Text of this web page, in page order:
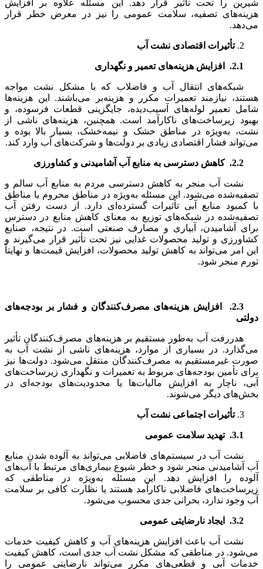
شیرین را تحت تأثیر قرار دهد. این مسئله علاوه بر افزایش
هزینه‌های تصفیه، سلامت عمومی را نیز در معرض خطر قرار
می‌دهد.
تأثیرات اقتصادی نشت آب
2.1. افزایش هزینه‌های تعمیر و نگهداری
شبکه‌های انتقال آب و فاضلاب که با مشکل نشت مواجه
هستند، نیازمند تعمیرات مکرر و هزینه‌بر می‌باشند. این هزینه‌ها
شامل تعمیر لوله‌های آسیب‌دیده، جایگزینی قطعات فرسوده، و
بهبود زیرساخت‌های ناکارآمد است. همچنین، هزینه‌های ناشی از
نشت، به‌ویژه در مناطق خشک و نیمه‌خشک، بسیار بالا بوده و
می‌تواند فشار اقتصادی زیادی بر دولت‌ها و شرکت‌های آب وارد کند.
2.2. کاهش دسترسی به منابع آب آشامیدنی و کشاورزی
نشت آب منجر به کاهش دسترسی مردم به منابع آب سالم و
تصفیه‌شده می‌شود. این مسئله به‌ویژه در مناطق محروم یا مناطق
با کمبود منابع آبی تأثیرات گسترده‌ای دارد. از دست رفتن آب
تصفیه‌شده در شبکه‌های توزیع به معنای کاهش منابع در دسترس
برای آشامیدن، آبیاری و مصارف صنعتی است. در نتیجه، صنایع
کشاورزی و تولید محصولات غذایی نیز تحت تأثیر قرار می‌گیرند و
این امر می‌تواند به کاهش تولید محصولات، افزایش قیمت‌ها و نهایتاً
تورم منجر شود.
2.3.
افزایش هزینه‌های مصرف‌کنندگان و فشار بر بودجه‌های
دولتی
هدررفت آب به‌طور مستقیم بر هزینه‌های مصرف‌کنندگان تأثیر
می‌گذارد. در بسیاری از موارد، هزینه‌های ناشی از نشت آب به
صورت غیرمستقیم به مصرف‌کنندگان منتقل می‌شود. دولت‌ها نیز
برای تأمین بودجه‌های مربوط به تعمیرات و نگهداری زیرساخت‌های
آبی، ناچار به افزایش مالیات‌ها یا محدودیت‌های بودجه‌ای در
بخش‌های دیگر می‌شوند.
تأثیرات اجتماعی نشت آب
3.1. تهدید سلامت عمومی
نشت آب در سیستم‌های فاضلابی می‌تواند به آلوده شدن منابع
آب آشامیدنی منجر شود و خطر شیوع بیماری‌های مرتبط با آب‌های
آلوده را افزایش دهد. این مسئله به‌ویژه در مناطقی که
زیرساخت‌های فاضلابی ناکارآمد هستند یا نظارت کافی بر سلامت
آب وجود ندارد، بحرانی جدی محسوب می‌شود.
3.2. ایجاد نارضایتی عمومی
نشت آب باعث افزایش هزینه‌های آب و کاهش کیفیت خدمات
می‌شود. در مناطقی که مشکل نشت آب جدی است، کاهش کیفیت
خدمات آبی و قطعی‌های مکرر می‌تواند نارضایتی عمومی را